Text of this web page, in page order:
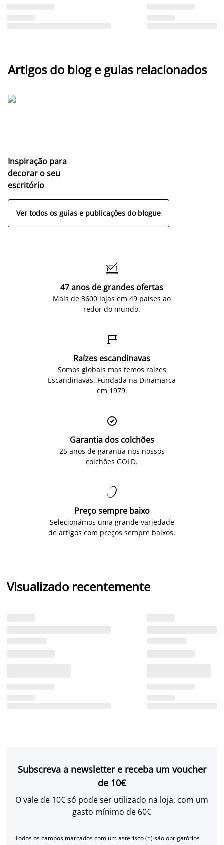
Artigos do blog e guias relacionados
Inspiração para
decorar o seu
escritório
Ver todos os guias e publicações do blogue

47 anos de grandes ofertas
Mais de 3600 lojas em 49 países ao
redor do mundo.

Raízes escandinavas
Somos globais mas temos raízes
Escandinavas. Fundada na Dinamarca
em 1979.

Garantia dos colchões
25 anos de garantia nos nossos
colchões GOLD.

Preço sempre baixo
Selecionámos uma grande variedade
de artigos com preços sempre baixos.
Visualizado recentemente
Subscreva a newsletter e receba um voucher
de 10€
O vale de 10€ só pode ser utilizado na loja, com um
gasto mínimo de 60€
Todos os campos marcados com um asterisco (*) são obrigatórios